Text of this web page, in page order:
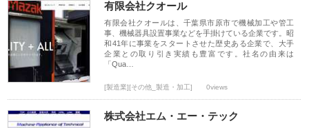
有限会社クオール
有限会社クオールは、千葉県市原市で機械加工や管工
事、機械器具設置事業などを手掛けている企業です。昭
和41年に事業をスタートさせた歴史ある企業で、大手
企業との取り引き実績も豊富です。社名の由来は
「Qua…
[製造業][その他_製造・加工] 0views
株式会社エム・エー・テック